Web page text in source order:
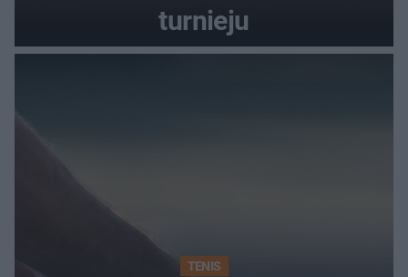
turnieju
TENIS